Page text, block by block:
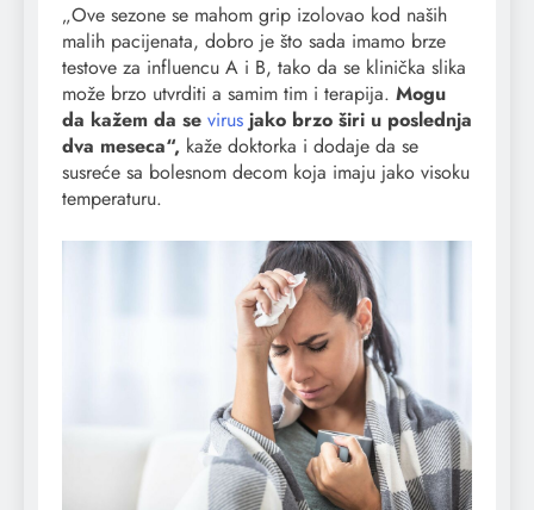
„Ove sezone se mahom grip izolovao kod naših
malih pacijenata, dobro je što sada imamo brze
testove za influencu A i B, tako da se klinička slika
može brzo utvrditi a samim tim i terapija. Mogu
da kažem da se virus jako brzo širi u poslednja
dva meseca“, kaže doktorka i dodaje da se
susreće sa bolesnom decom koja imaju jako visoku
temperaturu.